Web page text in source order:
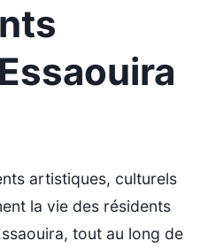
artistiques, culturels
la vie des résidents
tout au long de